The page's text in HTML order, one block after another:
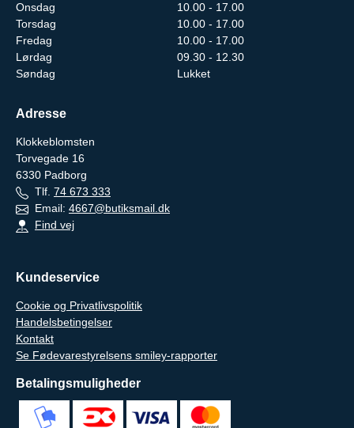
Onsdag
10.00 - 17.00
Torsdag
10.00 - 17.00
Fredag
10.00 - 17.00
Lørdag
09.30 - 12.30
Søndag
Lukket
Adresse
Klokkeblomsten
Torvegade 16
6330 Padborg
Tlf. 74 673 333
Email: 4667@butiksmail.dk
Find vej
Kundeservice
Cookie og Privatlivspolitik
Handelsbetingelser
Kontakt
Se Fødevarestyrelsens smiley-rapporter
Betalingsmuligheder